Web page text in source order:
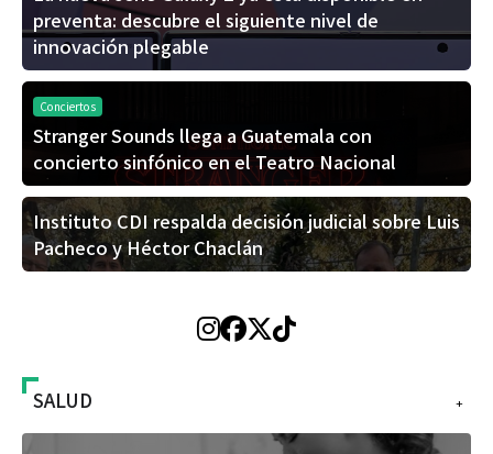
preventa: descubre el siguiente nivel de
innovación plegable
Conciertos
Stranger Sounds llega a Guatemala con
concierto sinfónico en el Teatro Nacional
Instituto CDI respalda decisión judicial sobre Luis
Pacheco y Héctor Chaclán
+
SALUD